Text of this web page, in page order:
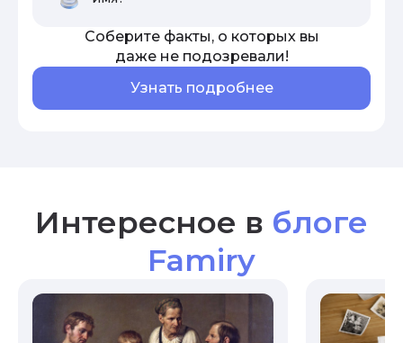
Соберите факты, о которых вы
даже не подозревали!
Узнать подробнее
Интересное в блоге
Famiry